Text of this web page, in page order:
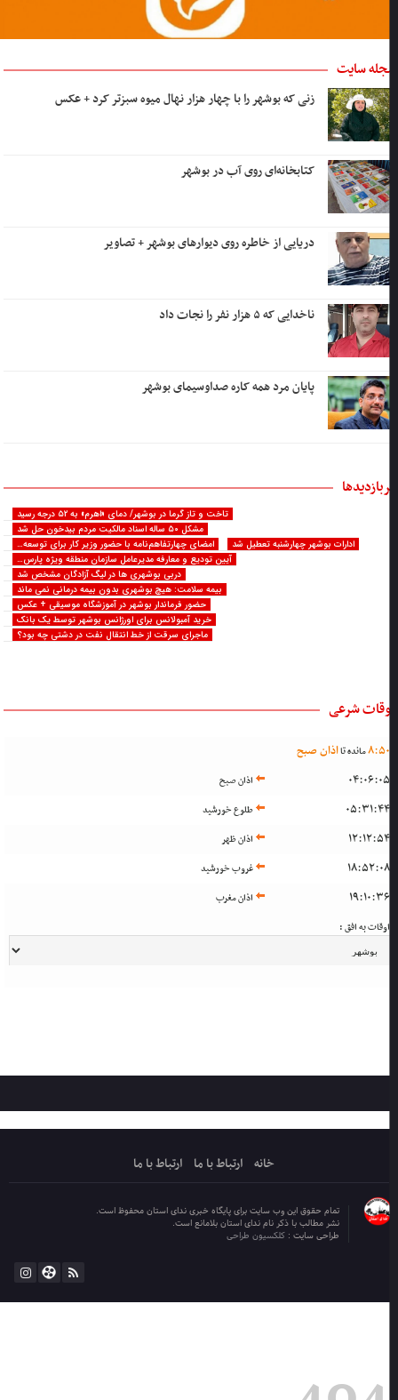
سایت
زنی که بوشهر را با چهار هزار نهال میوه سبزتر کرد + عکس
کتابخانه‌ای روی آب در بوشهر
دریایی از خاطره روی دیوارهای بوشهر + تصاویر
ناخدایی که ۵ هزار نفر را نجات داد
پایان مرد همه کاره صداوسیمای بوشهر
تاخت و تاز گرما در بوشهر/ دمای «اهرم» به ۵۲ درجه رسید
مشکل ۵۰ ساله اسناد مالکیت مردم بیدخون حل شد
امضای چهارتفاهم‌نامه با حضور وزیر کار برای توسعه…
ادارات بوشهر چهارشنبه تعطیل شد
آیین تودیع و معارفه مدیرعامل سازمان منطقه ویژه پارس…
دربی بوشهری ها در لیگ آزادگان مشخص شد
بیمه سلامت: هیچ بوشهری بدون بیمه درمانی نمی ماند
حضور فرماندار بوشهر در آموزشگاه موسیقی + عکس
خرید آمبولانس برای اورژانس بوشهر توسط یک بانک
ماجرای سرقت از خط انتقال نفت در دشتی چه بود؟
شرعی
8:50 مانده تااذان صبح
04:06:05
اذان صبح
05:31:44 طلوع خورشید
12:12:54 اذان ظهر
18:52:08 غروب خورشید
19:10:36
اذان مغرب
اوقات به افق :
خانه ارتباط با ما ارتباط با ما
تمام حقوق این وب سایت برای پایگاه خبری ندای استان محفوظ است.
نشر مطالب با ذکر نام ندای استان بلامانع است.
طراحی سایت :کلکسیون طراحی